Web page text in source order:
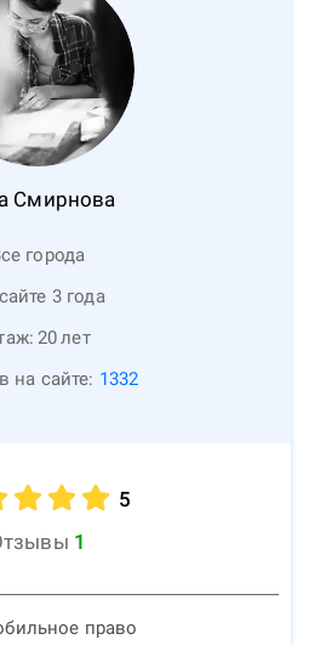
Смирнова
города
3 года
20лет
на сайте: 1332
5
1
право